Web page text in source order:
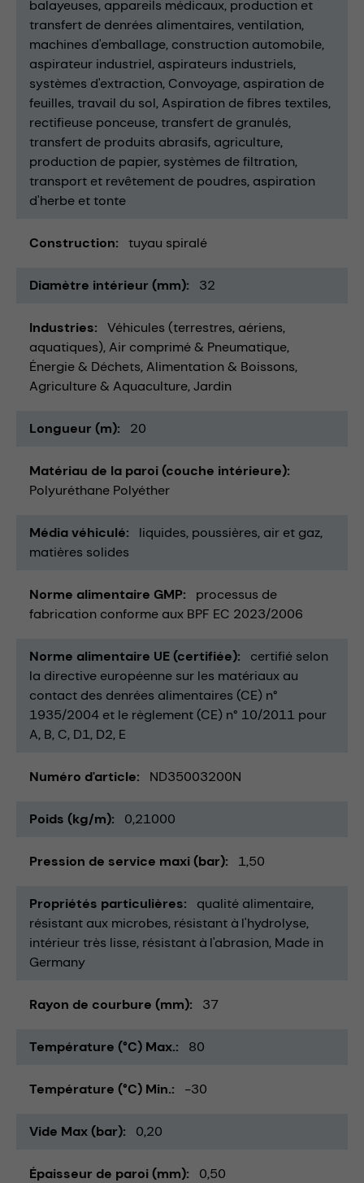
balayeuses appareils médicaux production et
transfert de denrées alimentaires ventilation
machines d'emballage construction automobile
aspirateur industriel aspirateurs industriels
systèmes d'extraction Convoyage aspiration de
feuilles travail du sol Aspiration de fibres textiles
rectifieuse ponceuse transfert de granulés
transfert de produits abrasifs agriculture
production de papier systèmes de filtration
transport et revêtement de poudres aspiration
d'herbe et tonte
Construction tuyau spiralé
Diamètre intérieur (mm) 32
Industries
Véhicules (terrestres, aériens,
aquatiques) Air comprimé & Pneumatique
Énergie & Déchets Alimentation & Boissons
Agriculture & Aquaculture Jardin
Longueur (m) 20
Matériau de la paroi (couche intérieure)
Polyuréthane Polyéther
Média véhiculé liquides poussières air et gaz
matières solides
Norme alimentaire GMP
processus de
fabrication conforme aux BPF EC 2023/2006
Norme alimentaire UE (certifiée)
certifié selon
la directive européenne sur les matériaux au
contact des denrées alimentaires (CE) n°
1935/2004 et le règlement (CE) n° 10/2011 pour
A, B, C, D1, D2, E
Numéro d'article ND35003200N
Poids (kg/m) 0,21000
Pression de service maxi (bar) 1,50
Propriétés particulières
qualité alimentaire
résistant aux microbes résistant à l'hydrolyse
intérieur très lisse résistant à l'abrasion Made in
Germany
Rayon de courbure (mm) 37
Température (°C) Max. 80
Température (°C) Min. -30
Vide Max (bar) 0,20
Épaisseur de paroi (mm) 0,50